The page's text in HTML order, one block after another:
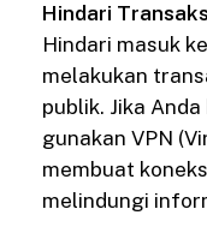
Hindari
Hindari masuk
melakukan
publik. Jika
gunakan VPN
membuat
melindungi